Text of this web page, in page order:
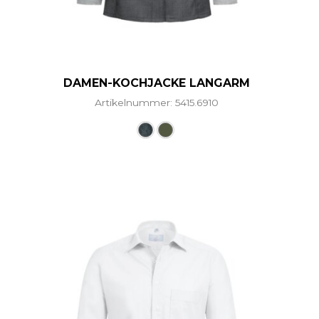
DAMEN-KOCHJACKE LANGARM
Artikelnummer: 5415.6910